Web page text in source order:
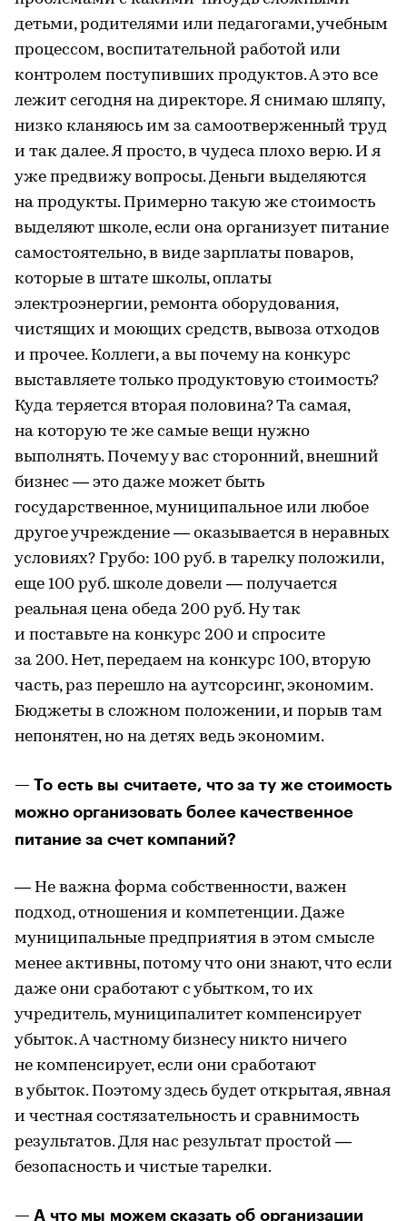
детьми, родителями или педагогами, учебным
процессом, воспитательной работой или
контролем поступивших продуктов. А это все
лежит сегодня на директоре. Я снимаю шляпу,
низко кланяюсь им за самоотверженный труд
и так далее. Я просто, в чудеса плохо верю. И я
уже предвижу вопросы. Деньги выделяются
на продукты. Примерно такую же стоимость
выделяют школе, если она организует питание
самостоятельно, в виде зарплаты поваров,
которые в штате школы, оплаты
электроэнергии, ремонта оборудования,
чистящих и моющих средств, вывоза отходов
и прочее. Коллеги, а вы почему на конкурс
выставляете только продуктовую стоимость?
Куда теряется вторая половина? Та самая,
на которую те же самые вещи нужно
выполнять. Почему у вас сторонний, внешний
бизнес — это даже может быть
государственное, муниципальное или любое
другое учреждение — оказывается в неравных
условиях? Грубо: 100 руб. в тарелку положили,
еще 100 руб. школе довели — получается
реальная цена обеда 200 руб. Ну так
и поставьте на конкурс 200 и спросите
за 200. Нет, передаем на конкурс 100, вторую
часть, раз перешло на аутсорсинг, экономим.
Бюджеты в сложном положении, и порыв там
непонятен, но на детях ведь экономим.
— То есть вы считаете, что за ту же стоимость
можно организовать более качественное
питание за счет компаний?
— Не важна форма собственности, важен
подход, отношения и компетенции. Даже
муниципальные предприятия в этом смысле
менее активны, потому что они знают, что если
даже они сработают с убытком, то их
учредитель, муниципалитет компенсирует
убыток. А частному бизнесу никто ничего
не компенсирует, если они сработают
в убыток. Поэтому здесь будет открытая, явная
и честная состязательность и сравнимость
результатов. Для нас результат простой —
безопасность и чистые тарелки.
— А что мы можем сказать об организации